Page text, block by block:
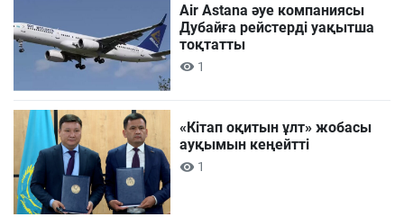
Air Astana әуе компаниясы
Дубайға рейстерді уақытша
тоқтатты
1
«Кітап оқитын ұлт» жобасы
ауқымын кеңейтті
1